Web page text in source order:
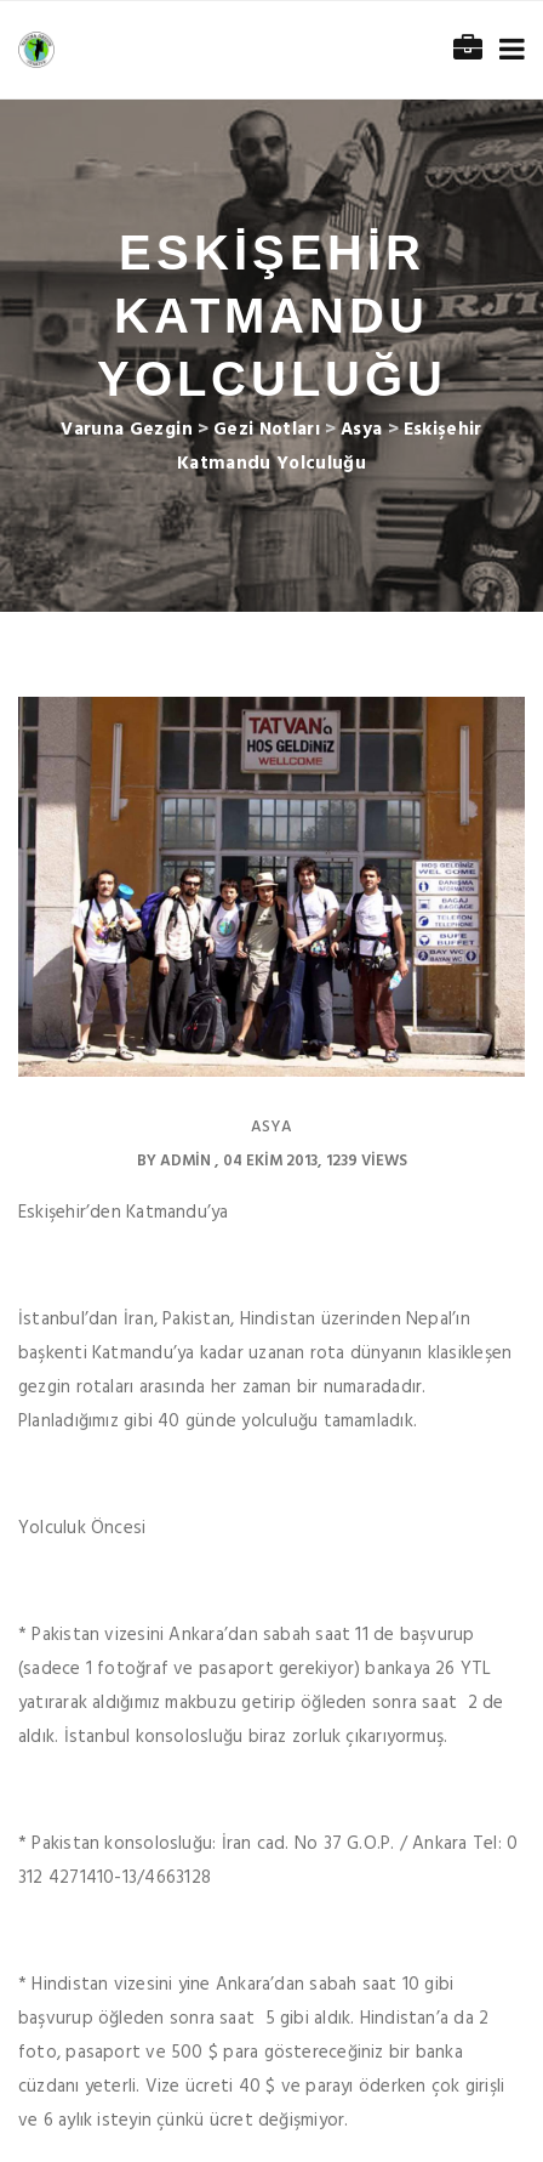
ESKIŞEHIR
KATMANDU
YOLCULUĞU
Varuna Gezgin >Gezi Notları >Asya>Eskişehir
Katmandu Yolculuğu
ASYA
BYADMIN 04 EKIM 2013 1239 VIEWS
Eskişehir’den Katmandu’ya
İstanbul’dan İran, Pakistan, Hindistan üzerinden Nepal’ın
başkenti Katmandu’ya kadar uzanan rota dünyanın klasikleşen
gezgin rotaları arasında her zaman bir numaradadır.
Planladığımız gibi 40 günde yolculuğu tamamladık.
Yolculuk Öncesi
* Pakistan vizesini Ankara’dan sabah saat 11 de başvurup
(sadece 1 fotoğraf ve pasaport gerekiyor) bankaya 26 YTL
yatırarak aldığımız makbuzu getirip öğleden sonra saat 2 de
aldık. İstanbul konsolosluğu biraz zorluk çıkarıyormuş.
* Pakistan konsolosluğu: İran cad. No 37 G.O.P. / Ankara Tel: 0
312 4271410-13/4663128
* Hindistan vizesini yine Ankara’dan sabah saat 10 gibi
başvurup öğleden sonra saat 5 gibi aldık. Hindistan’a da 2
foto, pasaport ve 500 $ para göstereceğiniz bir banka
cüzdanı yeterli. Vize ücreti 40 $ ve parayı öderken çok girişli
ve 6 aylık isteyin çünkü ücret değişmiyor.